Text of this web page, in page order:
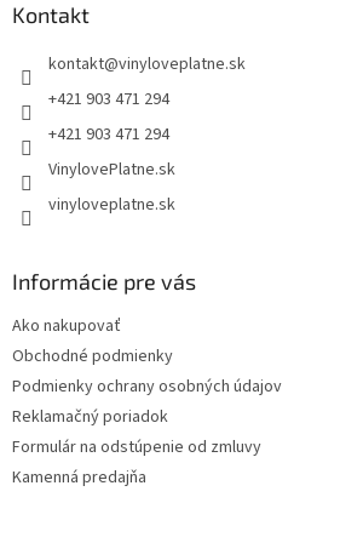
Kontakt
kontakt@vinyloveplatne.sk
+421 903 471 294
+421 903 471 294
VinylovePlatne.sk
vinyloveplatne.sk
Informácie pre vás
Ako nakupovať
Obchodné podmienky
Podmienky ochrany osobných údajov
Reklamačný poriadok
Formulár na odstúpenie od zmluvy
Kamenná predajňa